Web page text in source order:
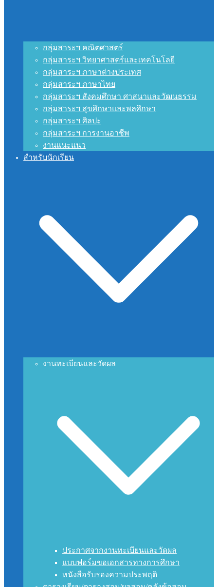
กลุ่มสาระฯ คณิตศาสตร์
กลุ่มสาระฯ วิทยาศาสตร์และเทคโนโลยี
กลุ่มสาระฯ ภาษาต่างประเทศ
กลุ่มสาระฯ ภาษาไทย
กลุ่มสาระฯ สังคมศึกษา ศาสนาและวัฒนธรรม
กลุ่มสาระฯ สุขศึกษาและพลศึกษา
กลุ่มสาระฯ ศิลปะ
กลุ่มสาระฯ การงานอาชีพ
งานแนะแนว
สำหรับนักเรียน
งานทะเบียนและวัดผล
ประกาศจากงานทะเบียนและวัดผล
แบบฟอร์มขอเอกสารทางการศึกษา
หนังสือรับรองความประพฤติ